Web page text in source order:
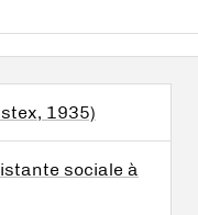
1935)
sociale à